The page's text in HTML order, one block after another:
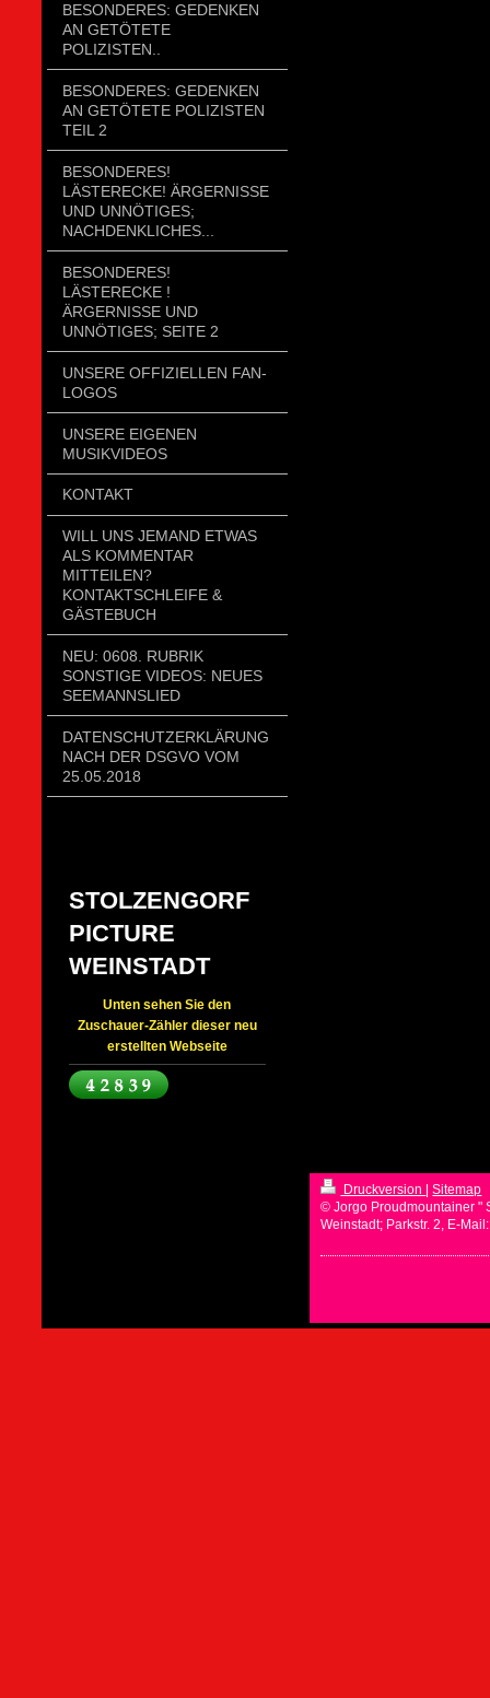
BESONDERES: GEDENKEN
AN GETÖTETE
POLIZISTEN..
BESONDERES: GEDENKEN
AN GETÖTETE POLIZISTEN
TEIL 2
BESONDERES!
LÄSTERECKE! ÄRGERNISSE
UND UNNÖTIGES;
NACHDENKLICHES...
BESONDERES!
LÄSTERECKE !
ÄRGERNISSE UND
UNNÖTIGES; SEITE 2
UNSERE OFFIZIELLEN FAN-
LOGOS
UNSERE EIGENEN
MUSIKVIDEOS
KONTAKT
WILL UNS JEMAND ETWAS
ALS KOMMENTAR
MITTEILEN?
KONTAKTSCHLEIFE &
GÄSTEBUCH
NEU: 0608. RUBRIK
SONSTIGE VIDEOS: NEUES
SEEMANNSLIED
DATENSCHUTZERKLÄRUNG
NACH DER DSGVO VOM
25.05.2018
STOLZENGORF
PICTURE
WEINSTADT
Unten sehen Sie den
Zuschauer-Zähler dieser neu
erstellten Webseite
Druckversion
Sitemap
© Jorgo Proudmountainer "
Weinstadt; Parkstr. 2, E-